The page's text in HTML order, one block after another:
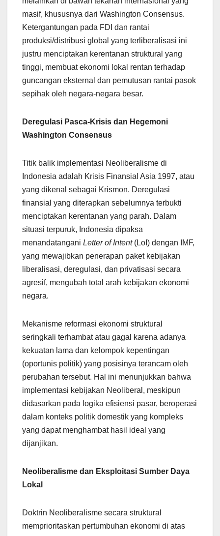
masif, khususnya dari Washington Consensus.
Ketergantungan pada FDI dan rantai
produksi/distribusi global yang terliberalisasi ini
justru menciptakan kerentanan struktural yang
tinggi, membuat ekonomi lokal rentan terhadap
guncangan eksternal dan pemutusan rantai pasok
sepihak oleh negara-negara besar.
Deregulasi Pasca-Krisis dan Hegemoni
Washington Consensus
Titik balik implementasi Neoliberalisme di
Indonesia adalah Krisis Finansial Asia 1997, atau
yang dikenal sebagai Krismon. Deregulasi
finansial yang diterapkan sebelumnya terbukti
menciptakan kerentanan yang parah. Dalam
situasi terpuruk, Indonesia dipaksa
menandatangani Letter of Intent(LoI) dengan IMF,
yang mewajibkan penerapan paket kebijakan
liberalisasi, deregulasi, dan privatisasi secara
agresif, mengubah total arah kebijakan ekonomi
negara.
Mekanisme reformasi ekonomi struktural
seringkali terhambat atau gagal karena adanya
kekuatan lama dan kelompok kepentingan
(oportunis politik) yang posisinya terancam oleh
perubahan tersebut. Hal ini menunjukkan bahwa
implementasi kebijakan Neoliberal, meskipun
didasarkan pada logika efisiensi pasar, beroperasi
dalam konteks politik domestik yang kompleks
yang dapat menghambat hasil ideal yang
dijanjikan.
Neoliberalisme dan Eksploitasi Sumber Daya
Lokal
Doktrin Neoliberalisme secara struktural
memprioritaskan pertumbuhan ekonomi di atas